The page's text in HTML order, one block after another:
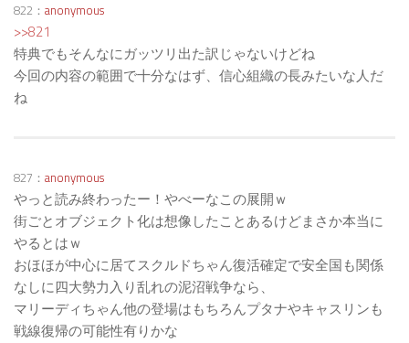
822： anonymous
>>821
特典でもそんなにガッツリ出た訳じゃないけどね
今回の内容の範囲で十分なはず、信心組織の長みたいな人だ
ね
827： anonymous
やっと読み終わったー！やべーなこの展開ｗ
街ごとオブジェクト化は想像したことあるけどまさか本当に
やるとはｗ
おほほが中心に居てスクルドちゃん復活確定で安全国も関係
なしに四大勢力入り乱れの泥沼戦争なら、
マリーディちゃん他の登場はもちろんプタナやキャスリンも
戦線復帰の可能性有りかな